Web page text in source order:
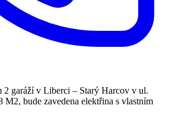
2 garáží v Liberci – Starý Harcov v ul.
M2, bude zavedena elektřina s vlastním